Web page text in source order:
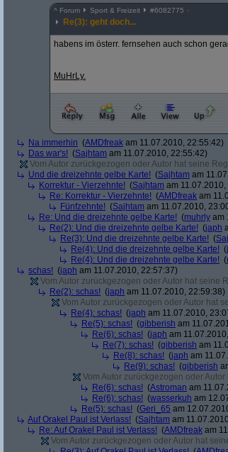
^ Forum Sport & Freizeit #6082775
Re(3): geht doch...
habens im österr. fernsehen auch schon
MuHrLy.
Na immerhin (AMDfreak am 11.07.2010, 22:55:42)
Das war's! (Sajhtam am 11.07.2010, 22:55:42)
Vom Autor zurückgezogen oder Autor hat seine
Und die dreizehnte gelbe Karte! (Sajhtam am
Korrektur - Vierzehnte! (Sajhtam am 11.07.2010,
Re: Korrektur - Vierzehnte! (AMDfreak am
Fünfzehnte! (Sajhtam am 11.07.2010,
Re: Und die dreizehnte gelbe Karte! (muhrly am
Re(2): Und die dreizehnte gelbe Karte! (japh
Re(3): Und die dreizehnte gelbe Karte! (
Re(4): Und die dreizehnte gelbe Karte! (
Re(4): Und die dreizehnte gelbe Karte! (
schas! (japh am 11.07.2010, 22:57:37)
Vom Autor zurückgezogen oder Autor hat seine
Re(2): schas! (japh am 11.07.2010, 22:59:38)
Vom Autor zurückgezogen oder Autor hat
Re(4): schas! (japh am 11.07.2010,
Re(5): schas! (gibberish am
Re(6): schas! (japh am
Re(7): schas! (gibberish am
Re(8): schas! (japh am
Re(9): schas! (gibberish
Vom Autor zurückgezogen oder
Re(6): schas! (Astroman am
Re(6): schas! (wasserkuh am
Re(5): schas! (Geri_65 am
Auf Orakel Paul ist Verlass! (Sajhtam am
Re: Auf Orakel Paul ist Verlass! (AMDfreak am
Vom Autor zurückgezogen oder Autor hat